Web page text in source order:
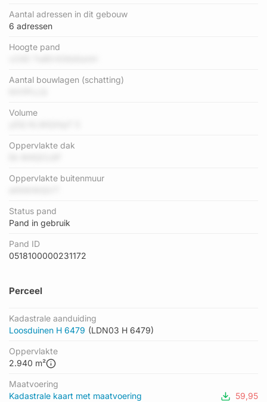
Aantal adressen in dit gebouw
6 adressen
Hoogte pand
Aantal bouwlagen (schatting)
Volume
Oppervlakte dak
Oppervlakte buitenmuur
Status pand
Pand in gebruik
Pand ID
0518100000231172
Perceel
Kadastrale aanduiding
Loosduinen H 6479 (LDN03 H 6479)
Oppervlakte
2.940 m²
Maatvoering
Kadastrale kaart met maatvoering
59,95